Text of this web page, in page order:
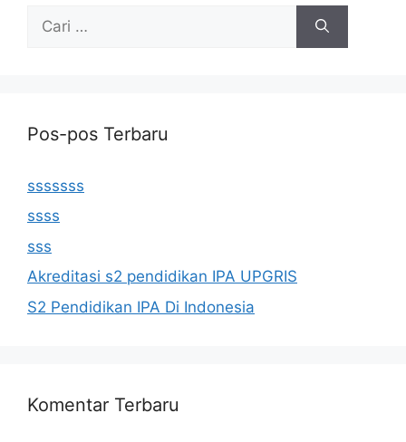
untuk:
Pos-pos Terbaru
sssssss
ssss
sss
Akreditasi s2 pendidikan IPA UPGRIS
S2 Pendidikan IPA Di Indonesia
Komentar Terbaru